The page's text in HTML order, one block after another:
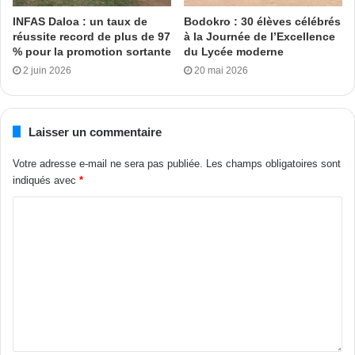
reprofilées ont été réceptionnés, tout comme les travaux
d’extension du réseau électrique. Une ambulance a
également été remise à Bédiala.
À Daloa, l’École primaire publique Sud B réhabilitée a été
Lycée 3. Une ambulance et des équipements médicaux ont
été remis au CHR, et des équipements médicaux ont été
distribués aux hôpitaux de la région. Par ailleurs, huit
kilomètres de rues reprofilées ont été réceptionnés. À
INFAS Daloa : un taux de
réussite record de plus de 97
% pour la promotion sortante
2 juin 2026
Bodokro : 30 élèves célébrés
à la Journée de l’Excellence
du Lycée moderne
20 mai 2026
Laisser un commentaire
Votre adresse e-mail ne sera pas publiée.
Les champs obligatoires sont
indiqués avec *